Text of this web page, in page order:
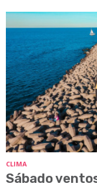
CLIMA
Sábado